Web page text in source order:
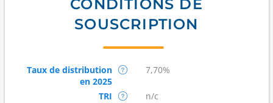
CONDITIONS DE
SOUSCRIPTION
Taux de distribution
en 2025
7,70%
TRI n/c